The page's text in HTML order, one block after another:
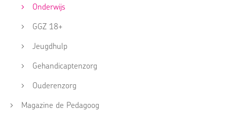
Onderwijs
GGZ 18+
Jeugdhulp
Gehandicaptenzorg
Ouderenzorg
Magazine de Pedagoog